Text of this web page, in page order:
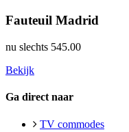
Fauteuil Madrid
nu slechts 545.00
Bekijk
Ga direct naar
TV commodes